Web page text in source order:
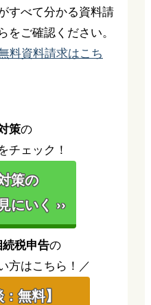
すべて分かる資料請
をご確認ください。
料資料請求はこち
策の
チェック！
策の
にいく ››
続税申告の
方はこちら！／
無料】